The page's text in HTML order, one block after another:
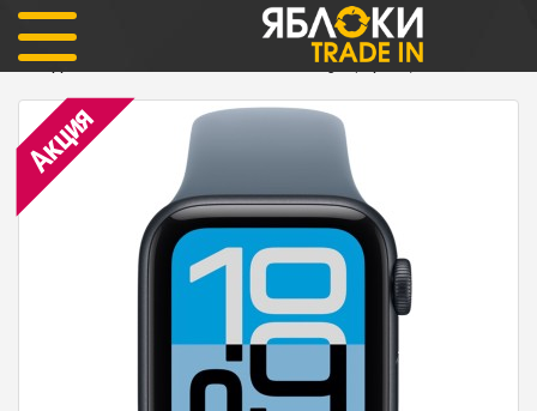
Часы Apple Watch SE 3-е поколение
Apple Watch SE 3-е поколение 44мм Midnight (черный) ОФИЦИАЛЬНЫЕ
Акция